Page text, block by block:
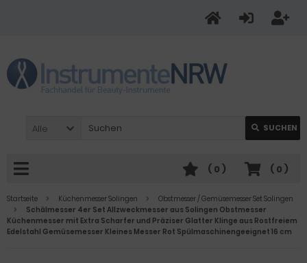
Alle SUCHEN
( 0 )
( 0 )
Startseite Küchenmesser Solingen
Obstmesser / Gemüsemesser Set Solingen
Schälmesser 4er Set Allzweckmesser aus Solingen Obstmesser
Küchenmesser mit Extra Scharfer und Präziser Glatter Klinge aus Rostfreiem
Edelstahl Gemüsemesser Kleines Messer Rot Spülmaschinengeeignet 16 cm